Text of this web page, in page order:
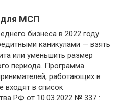
для МСП
бизнеса в 2022 году
каникулами — взять
или уменьшить размер
периода. Программа
работающих в
входят в список
РФ от 10.03.2022 № 337 :